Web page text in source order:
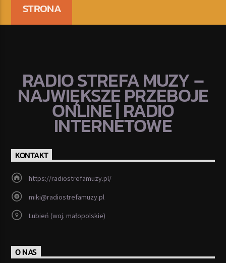
STRONA
RADIO STREFA MUZY –
NAJWIĘKSZE PRZEBOJE
ONLINE | RADIO
INTERNETOWE
KONTAKT
https://radiostrefamuzy.pl/
miki@radiostrefamuzy.pl
Lubień (woj. małopolskie)
O NAS